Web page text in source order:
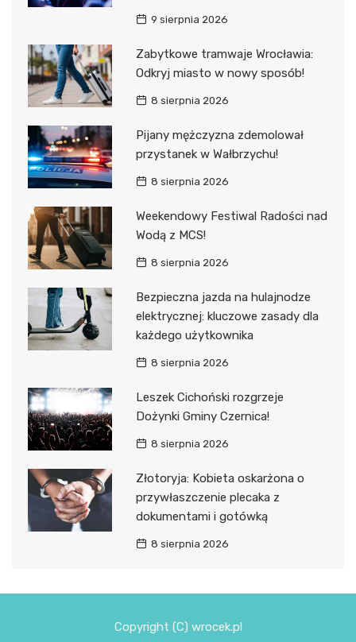
9 sierpnia 2026
Zabytkowe tramwaje Wrocławia:
Odkryj miasto w nowy sposób!
8 sierpnia 2026
Pijany mężczyzna zdemolował
przystanek w Wałbrzychu!
8 sierpnia 2026
Weekendowy Festiwal Radości nad
Wodą z MCS!
8 sierpnia 2026
Bezpieczna jazda na hulajnodze
elektrycznej: kluczowe zasady dla
każdego użytkownika
8 sierpnia 2026
Leszek Cichoński rozgrzeje
Dożynki Gminy Czernica!
8 sierpnia 2026
Złotoryja: Kobieta oskarżona o
przywłaszczenie plecaka z
dokumentami i gotówką
8 sierpnia 2026
Copyright (C) wrocek.pl